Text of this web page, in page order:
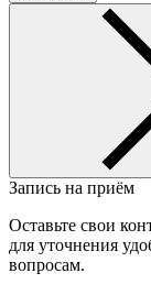
Запись на приём
Оставьте свои
для уточнения
вопросам.